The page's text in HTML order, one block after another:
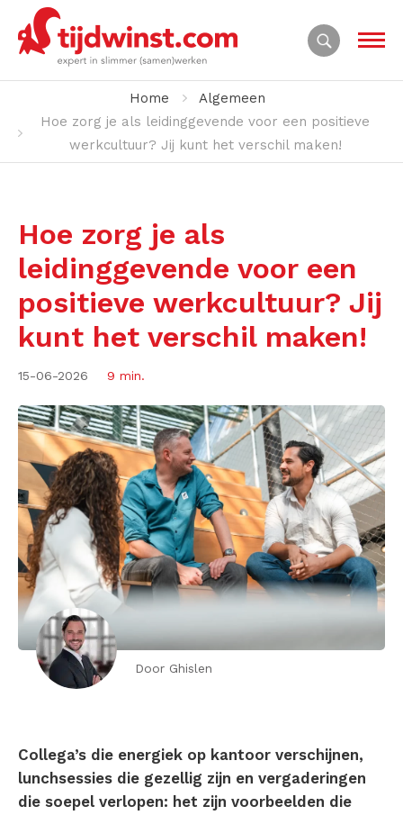
Home
Algemeen
Hoe zorg je als leidinggevende voor een positieve
werkcultuur? Jij kunt het verschil maken!
Hoe zorg je als
leidinggevende voor een
positieve werkcultuur? Jij
kunt het verschil maken!
15-06-2026 9 min.
Door Ghislen
Collega’s die energiek op kantoor verschijnen,
lunchsessies die gezellig zijn en vergaderingen
die soepel verlopen: het zijn voorbeelden die